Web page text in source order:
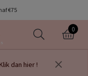
€75
0
dan hier !